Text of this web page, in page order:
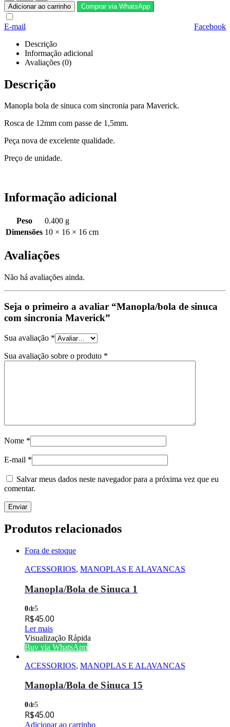
Adicionar ao carrinho
Comprar via WhatsApp
Facebook
E-mail
Descrição
Informação adicional
Avaliações (0)
Descrição
Manopla bola de sinuca com sincronia para Maverick.
Rosca de 12mm com passe de 1,5mm.
Peça nova de excelente qualidade.
Preço de unidade.
Informação adicional
Peso
0.400 g
Dimensões 10 × 16 × 16 cm
Avaliações
Não há avaliações ainda.
Seja o primeiro a avaliar “Manopla/bola de sinuca
com sincronia Maverick”
Sua avaliação *
Sua avaliação sobre o produto *
Nome *
E-mail *
Salvar meus dados neste navegador para a próxima vez que eu
comentar.
Produtos relacionados
Fora de estoque
ACESSORIOS, MANOPLAS E ALAVANCAS
Manopla/Bola de Sinuca 1
0de 5
R$45.00
Ler mais
Visualização Rápida
Buy via WhatsApp
ACESSORIOS, MANOPLAS E ALAVANCAS
Manopla/Bola de Sinuca 15
0de 5
R$45.00
Adicionar ao carrinho